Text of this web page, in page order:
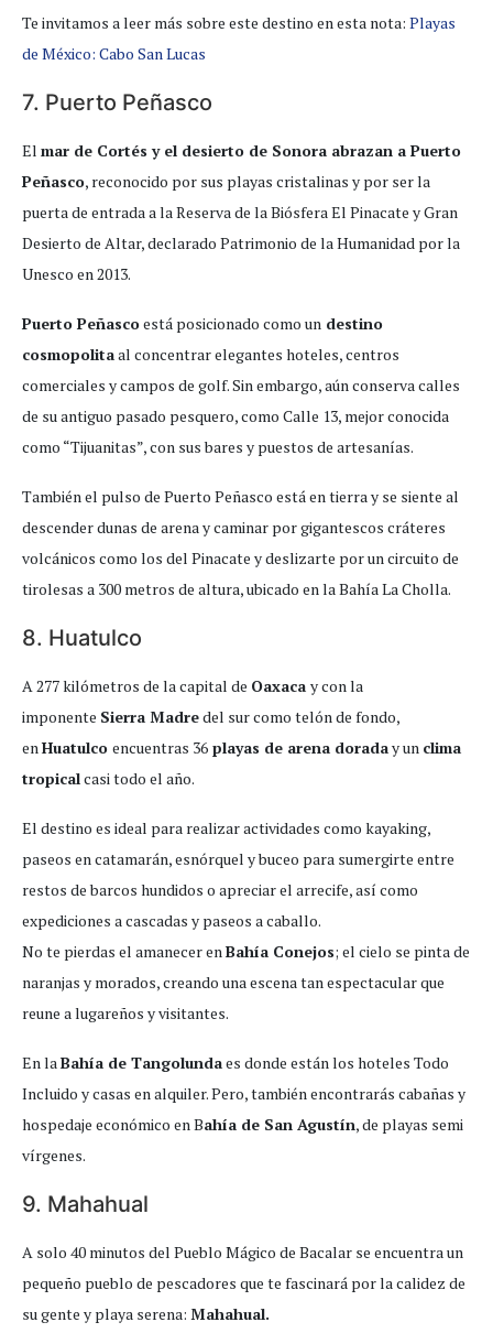
Te invitamos a leer más sobre este destino en esta nota: Playas
de México: Cabo San Lucas
7. Puerto Peñasco
El mar de Cortés y el desierto de Sonora abrazan a Puerto
Peñasco, reconocido por sus playas cristalinas y por ser la
puerta de entrada a la Reserva de la Biósfera El Pinacate y Gran
Desierto de Altar, declarado Patrimonio de la Humanidad por la
Unesco en 2013.
Puerto Peñascoestá posicionado como un destino
cosmopolitaal concentrar elegantes hoteles, centros
comerciales y campos de golf. Sin embargo, aún conserva calles
de su antiguo pasado pesquero, como Calle 13, mejor conocida
como “Tijuanitas”, con sus bares y puestos de artesanías.
También el pulso de Puerto Peñasco está en tierra y se siente al
descender dunas de arena y caminar por gigantescos cráteres
volcánicos como los del Pinacate y deslizarte por un circuito de
tirolesas a 300 metros de altura, ubicado en la Bahía La Cholla.
8. Huatulco
A 277 kilómetros de la capital de Oaxaca y con la
imponente Sierra Madredel sur como telón de fondo,
enHuatulco encuentras 36 playas de arena doraday un clima
tropicalcasi todo el año.
El destino es ideal para realizar actividades como kayaking,
paseos en catamarán, esnórquel y buceo para sumergirte entre
restos de barcos hundidos o apreciar el arrecife, así como
expediciones a cascadas y paseos a caballo.
No te pierdas el amanecer enBahía Conejos; el cielo se pinta de
naranjas y morados, creando una escena tan espectacular que
reune a lugareños y visitantes.
En laBahía de Tangolundaes donde están los hoteles Todo
Incluido y casas en alquiler. Pero, también encontrarás cabañas y
hospedaje económico en Bahía de San Agustín, de playas semi
vírgenes.
9. Mahahual
A solo 40 minutos del Pueblo Mágico de Bacalar se encuentra un
pequeño pueblo de pescadores que te fascinará por la calidez de
su gente y playa serena: Mahahual.